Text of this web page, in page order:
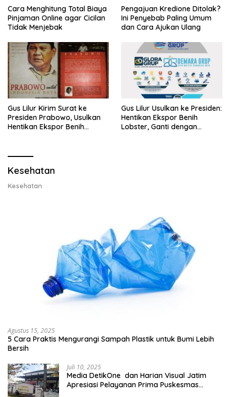
Cara Menghitung Total Biaya
Pinjaman Online agar Cicilan
Tidak Menjebak
Pengajuan Kredione Ditolak?
Ini Penyebab Paling Umum
dan Cara Ajukan Ulang
Gus Lilur Kirim Surat ke
Presiden Prabowo, Usulkan
Hentikan Ekspor Benih
Gus Lilur Usulkan ke Presiden:
Hentikan Ekspor Benih
Lobster, Ganti dengan
Kesehatan
Kesehatan
Agustus 15, 2025
5 Cara Praktis Mengurangi Sampah Plastik untuk Bumi Lebih
Bersih
Juli 10, 2025
Media DetikOne dan Harian Visual Jatim
Apresiasi Pelayanan Prima Puskesmas